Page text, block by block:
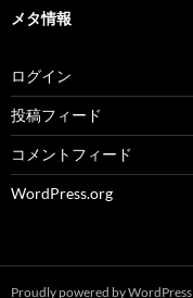
メタ情報
ログイン
投稿フィード
コメントフィード
WordPress.org
Proudly powered by WordPress